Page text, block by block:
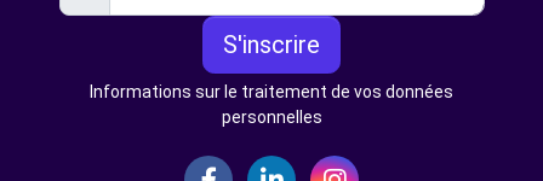
S'inscrire
Informations sur le traitement de vos données
personnelles